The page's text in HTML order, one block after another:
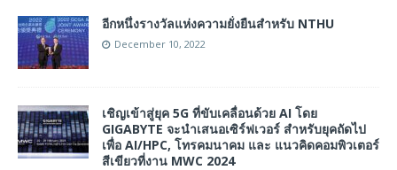
อีกหนึ่งรางวัลแห่งความยั่งยืนสำหรับ NTHU
December 10, 2022
เชิญเข้าสู่ยุค 5G ที่ขับเคลื่อนด้วย AI โดย
GIGABYTE จะนำเสนอเซิร์ฟเวอร์ สำหรับยุคถัดไป
เพื่อ AI/HPC, โทรคมนาคม และ แนวคิดคอมพิวเตอร์
สีเขียวที่งาน MWC 2024